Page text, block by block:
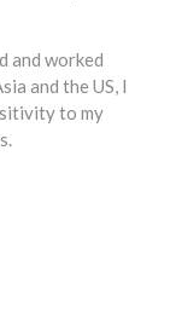
and worked
and the US, I
to my